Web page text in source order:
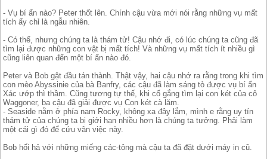
- Vụ bí ẩn nào? Peter thốt lên. Chính cậu vừa mới nói rằng những vụ mất
tích ấy chỉ là ngẫu nhiên.
- Có thể, nhưng chúng ta là thám tử! Cậu nhớ đi, có lúc chúng ta cũng đã
tìm lại được những con vật bị mất tích! Và những vụ mất tích ít nhiều gì
cũng liên quan đến một bí ẩn nào đó.
Peter và Bob gật đầu tán thành. Thật vậy, hai cậu nhớ ra rằng trong khi tìm
con mèo Abyssinie của bà Banfry, các cậu đã làm sáng tỏ được vụ bí ẩn
Xác ướp thì thầm. Cũng tương tự thế, khi cố gắng tìm lại con két của cô
Waggoner, ba cậu đã giải được vụ Con két cà lăm.
- Seaside nằm ở phía nam Rocky, không xa đây lắm, mình e rằng uy tín
thám tử của chúng ta bị giới hạn nhiều hơn là chúng ta tưởng. Phải làm
một cái gì đó để cứu vãn việc này.
Bob hối hả với những miếng các-tông mà cậu ta đã đặt dưới máy in cũ.